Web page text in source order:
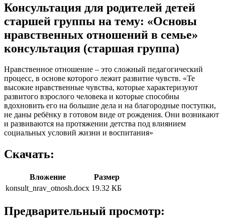
Консультация для родителей детей
старшей группы на тему: «Основы
нравственных отношений в семье»
консультация (старшая группа)
Нравственное отношение – это сложный педагогический
процесс, в основе которого лежит развитие чувств. «Те
высокие нравственные чувства, которые характеризуют
развитого взрослого человека и которые способны
вдохновить его на большие дела и на благородные поступки,
не даны ребёнку в готовом виде от рождения. Они возникают
и развиваются на протяжении детства под влиянием
социальных условий жизни и воспитания»
Скачать:
Вложение
Размер
konsult_nrav_otnosh.docx 19.32 КБ
Предварительный просмотр: